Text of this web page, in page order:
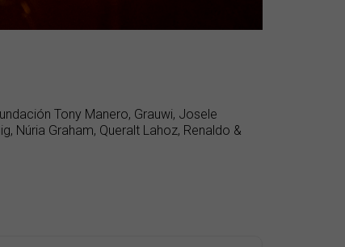
Tony Manero, Grauwi, Josele
Núria Graham, Queralt Lahoz, Renaldo &